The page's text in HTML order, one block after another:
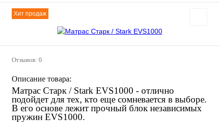
Хит продаж
Отзывов: 0
Описание товара:
Матрас Старк / Stark EVS1000 - отлично
подойдет для тех, кто еще сомневается в выборе.
В его основе лежит прочный блок независимых
пружин EVS1000.